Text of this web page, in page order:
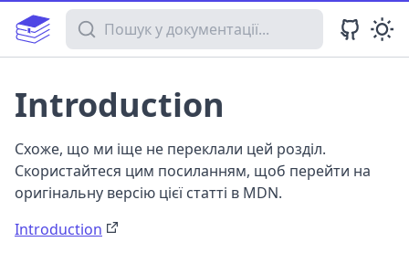
Пошук у документації
Introduction
Схоже, що ми іще не переклали цей розділ.
Скористайтеся цим посиланням, щоб перейти на
оригінальну версію цієї статті в MDN.
Introduction